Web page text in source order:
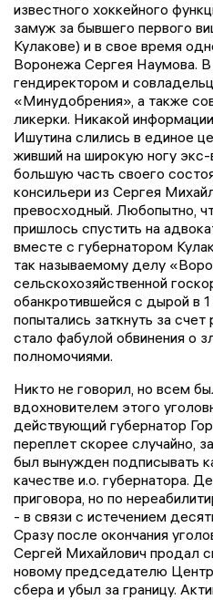
известного хоккейного
замуж за бывшего первого
Кулакове) и в свое время
Воронежа Сергея Наумова.
гендиректором и
«Минудобрения», а также
ликерки. Никакой
Ишутина слились в единое
живший на широкую ногу
большую часть своего
консильери из Сергея
превосходный. Любопытно,
пришлось спустить на
вместе с губернатором
так называемому делу
сельскохозяйственной
обанкротившейся с дырой в
попытались заткнуть за
стало фабулой обвинения о
полномочиями.
Никто не говорил, но всем
вдохновителем этого
действующий губернатор
переплет скорее случайно,
был вынужден подписывать
качестве и.о. губернатора.
приговора, но по
- в связи с истечением
Сразу после окончания
Сергей Михайлович продал
новому председателю
сбера и убыл за границу.